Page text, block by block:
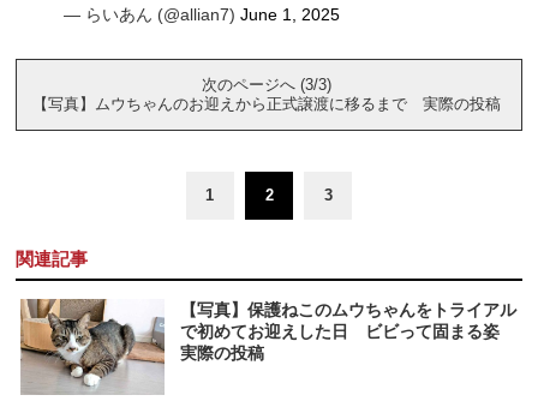
— らいあん (@allian7)June 1, 2025
次のページへ (3/3)
【写真】ムウちゃんのお迎えから正式譲渡に移るまで 実際の投稿
1 2 3
関連記事
【写真】保護ねこのムウちゃんをトライアル
で初めてお迎えした日 ビビって固まる姿
実際の投稿